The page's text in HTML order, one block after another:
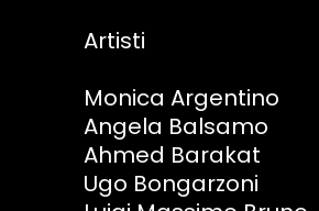
Artisti
Monica Argentino
Angela Balsamo
Ahmed Barakat
Ugo Bongarzoni